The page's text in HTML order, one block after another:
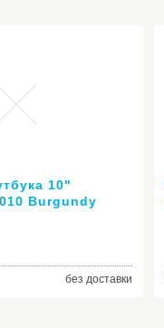
10"
Burgundy
без доставки